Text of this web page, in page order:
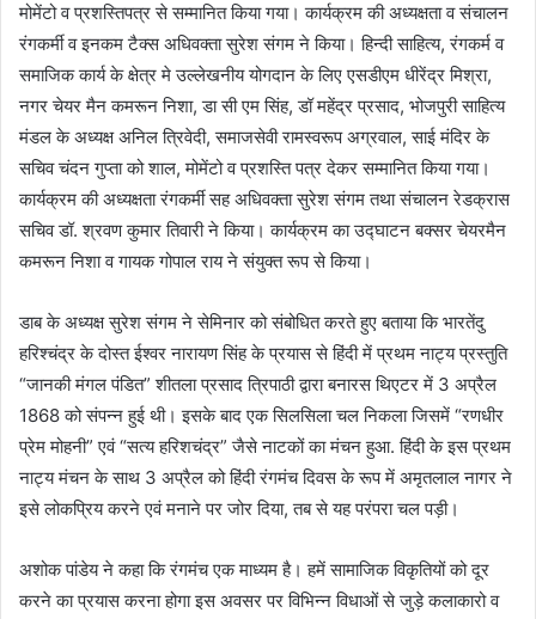
मोमेंटो व प्रशस्तिपत्र से सम्मानित किया गया। कार्यक्रम की अध्यक्षता व संचालन
रंगकर्मी व इनकम टैक्स अधिवक्ता सुरेश संगम ने किया। हिन्दी साहित्य, रंगकर्म व
समाजिक कार्य के क्षेत्र मे उल्लेखनीय योगदान के लिए एसडीएम धीरेंद्र मिश्रा,
नगर चेयर मैन कमरून निशा, डा सी एम सिंह, डॉ महेंद्र प्रसाद, भोजपुरी साहित्य
मंडल के अध्यक्ष अनिल त्रिवेदी, समाजसेवी रामस्वरूप अग्रवाल, साई मंदिर के
सचिव चंदन गुप्ता को शाल, मोमेंटो व प्रशस्ति पत्र देकर सम्मानित किया गया।
कार्यक्रम की अध्यक्षता रंगकर्मी सह अधिवक्ता सुरेश संगम तथा संचालन रेडक्रास
सचिव डॉ. श्रवण कुमार तिवारी ने किया। कार्यक्रम का उद्घाटन बक्सर चेयरमैन
कमरून निशा व गायक गोपाल राय ने संयुक्त रूप से किया।
डाब के अध्यक्ष सुरेश संगम ने सेमिनार को संबोधित करते हुए बताया कि भारतेंदु
हरिश्चंद्र के दोस्त ईश्वर नारायण सिंह के प्रयास से हिंदी में प्रथम नाट्य प्रस्तुति
“जानकी मंगल पंडित” शीतला प्रसाद त्रिपाठी द्वारा बनारस थिएटर में 3 अप्रैल
1868 को संपन्न हुई थी। इसके बाद एक सिलसिला चल निकला जिसमें “रणधीर
प्रेम मोहनी” एवं “सत्य हरिशचंद्र” जैसे नाटकों का मंचन हुआ. हिंदी के इस प्रथम
नाट्य मंचन के साथ 3 अप्रैल को हिंदी रंगमंच दिवस के रूप में अमृतलाल नागर ने
इसे लोकप्रिय करने एवं मनाने पर जोर दिया, तब से यह परंपरा चल पड़ी।
अशोक पांडेय ने कहा कि रंगमंच एक माध्यम है। हमें सामाजिक विकृतियों को दूर
करने का प्रयास करना होगा इस अवसर पर विभिन्न विधाओं से जुड़े कलाकारो व